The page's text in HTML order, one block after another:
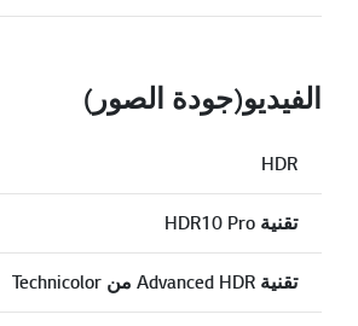
الفيديو(جودة الصور)
HDR
تقنية HDR10 Pro
تقنية Advanced HDR من Technicolor